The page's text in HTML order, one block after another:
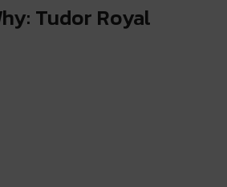
Tudor Royal